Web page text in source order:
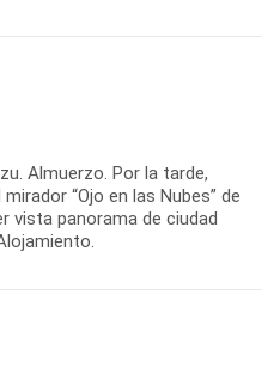
Almuerzo. Por la tarde,
“Ojo en las Nubes” de
vista panorama de ciudad